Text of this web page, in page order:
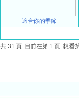
適合你的季節
共 31 頁 目前在第 1 頁 想看